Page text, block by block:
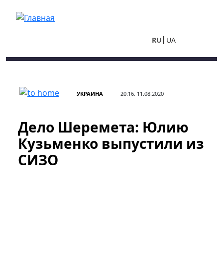
RU UA
УКРАИНА 20:16, 11.08.2020
Дело Шеремета: Юлию
Кузьменко выпустили из
СИЗО